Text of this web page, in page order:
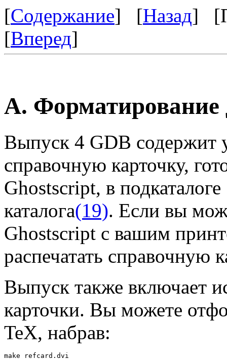
[Содержание] [Назад] [
[Вперед]
A. Форматирование
Выпуск 4 GDB содержит
справочную карточку,
Ghostscript, в подкаталоге
каталога(19). Если вы
Ghostscript с вашим
распечатать справочную
Выпуск также включает
карточки. Вы можете
TeX, набрав: